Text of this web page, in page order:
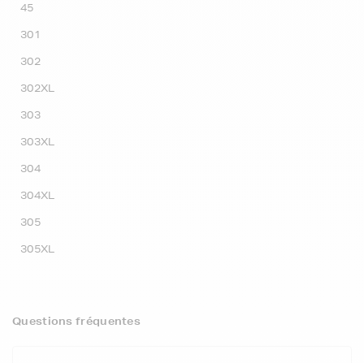
45
301
302
302XL
303
303XL
304
304XL
305
305XL
Questions fréquentes